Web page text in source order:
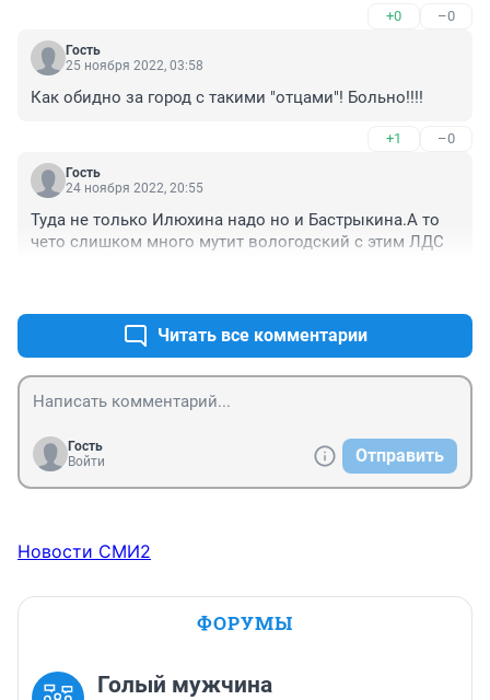
+0 –0
Гость
25 ноября 2022, 03:58
Как обидно за город с такими "отцами"! Больно!!!!
+1 –0
Гость
24 ноября 2022, 20:55
Туда не только Илюхина надо но и Бастрыкина.А то
чето слишком много мутит вологодский с этим ЛДС
Читать все комментарии
Гость
Войти
Отправить
Новости СМИ2
ФОРУМЫ
Голый мужчина